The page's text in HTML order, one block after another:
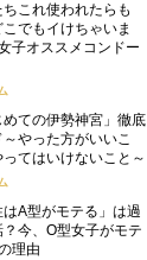
ちこれ使われたらも
でもイけちゃいま
子オススメコンドー
めての伊勢神宮」徹底
～やった方がいいこ
ってはいけないこと～
はA型がモテる」は過
今、O型女子がモテ
理由